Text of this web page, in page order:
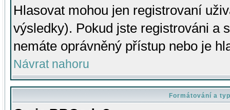
Hlasovat mohou jen registrovaní
výsledky). Pokud jste registrováni a
nemáte oprávněný přístup nebo je
Návrat nahoru
Formátování a